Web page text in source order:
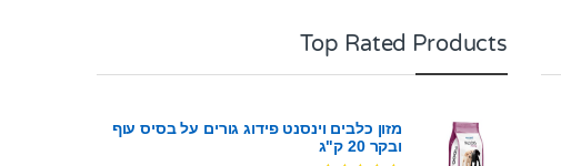
Top Rated Products
מזון כלבים וינסנט פידוג גורים על בסיס עוף
ובקר 20 ק"ג